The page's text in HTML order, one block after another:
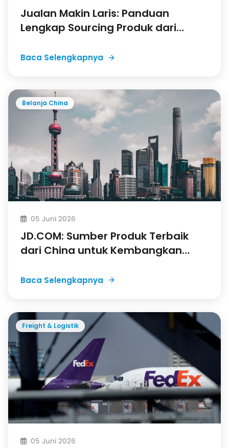
Jualan Makin Laris: Panduan
Lengkap Sourcing Produk dari
Baca Selengkapnya
Belanja China
05 Juni 2026
JD.COM: Sumber Produk Terbaik
dari China untuk Kembangkan
Baca Selengkapnya
Freight & Logistik
05 Juni 2026